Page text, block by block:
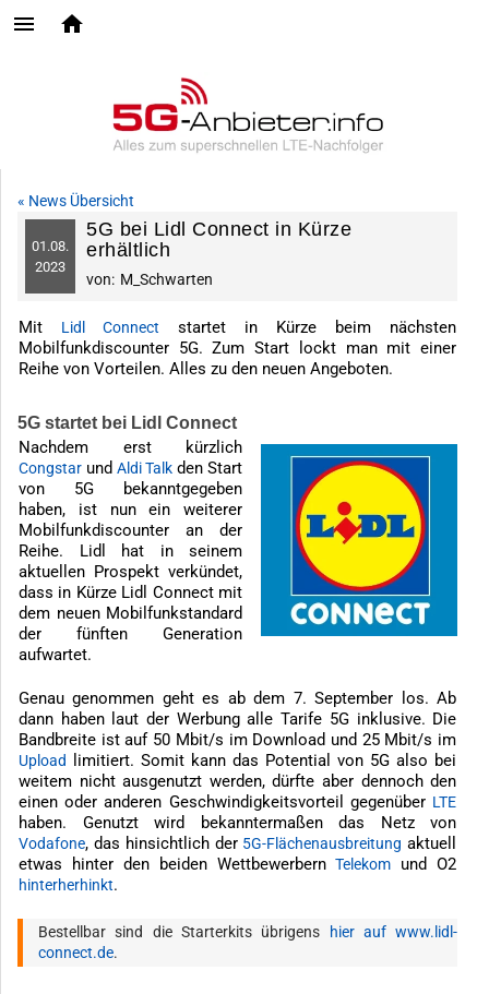
« News Übersicht
01.08.
2023
5G bei Lidl Connect in Kürze
erhältlich
von: M_Schwarten
Mit Lidl Connect
startet in Kürze beim nächsten
Mobilfunkdiscounter 5G. Zum Start lockt man mit einer
Reihe von Vorteilen. Alles zu den neuen Angeboten.
5G startet bei Lidl Connect
Nachdem erst kürzlich
Congstar undAldi Talk den Start
von 5G bekanntgegeben
haben, ist nun ein weiterer
Mobilfunkdiscounter an der
Reihe. Lidl hat in seinem
aktuellen Prospekt verkündet,
dass in Kürze Lidl Connect mit
dem neuen Mobilfunkstandard
der fünften Generation
aufwartet.
Genau genommen geht es ab dem 7. September los. Ab
dann haben laut der Werbung alle Tarife 5G inklusive. Die
Bandbreite ist auf 50 Mbit/s im Download und 25 Mbit/s im
Upload
limitiert. Somit kann das Potential von 5G also bei
weitem nicht ausgenutzt werden, dürfte aber dennoch den
einen oder anderen Geschwindigkeitsvorteil gegenüber LTE
haben. Genutzt wird bekanntermaßen das Netz von
Vodafone, das hinsichtlich der 5G-Flächenausbreitung aktuell
etwas hinter den beiden WettbewerbernTelekom und O2
hinterherhinkt.
Bestellbar sind die Starterkits übrigens
hier auf www.lidl-
connect.de.